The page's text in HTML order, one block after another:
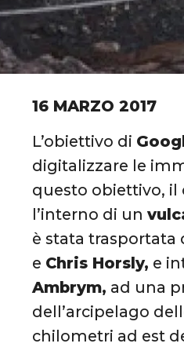
16 MARZO 2017
L’obiettivo di
digitalizzare le
questo obiettivo, il
l’interno di un
è stata trasportata
e Chris Horsly, e
Ambrym, ad una
dell’arcipelago
chilometri ad est